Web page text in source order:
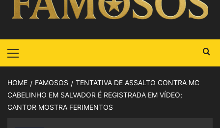
HOME FAMOSOS
TENTATIVA DE ASSALTO CONTRA MC
CABELINHO EM SALVADOR É REGISTRADA EM VÍDEO;
CANTOR MOSTRA FERIMENTOS